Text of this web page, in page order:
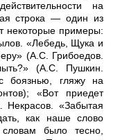
на
строка — один из
некоторые примеры:
«Лебедь, Щука и
(А.С. Грибоедов.
(А.С. Пушкин.
боязнью, гляжу на
«Вот приедет
«Забытая
как наше слово
было тесно,